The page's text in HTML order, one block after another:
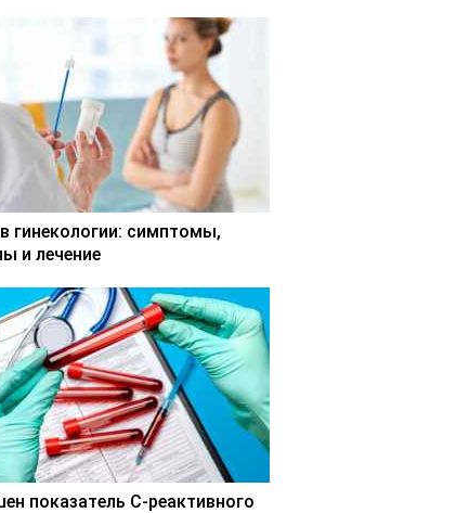
гинекологии: симптомы,
и лечение
показатель С-реактивного